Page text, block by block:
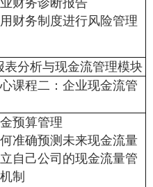
财务诊断报告
财务制度进行风险管理
金流管理模块
课程二：企业现金流管
预算管理
准确预测未来现金流量
自己公司的现金流量管
制